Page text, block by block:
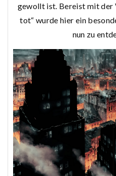
gewollt ist. Bereist mit der
tot“ wurde hier ein
nun zu